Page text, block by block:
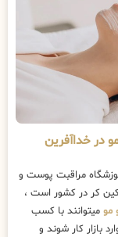
در خداآفرین
مراقبت پوست و
کر در کشور است ،
مو میتوانند با کسب
بازار کار شوند و